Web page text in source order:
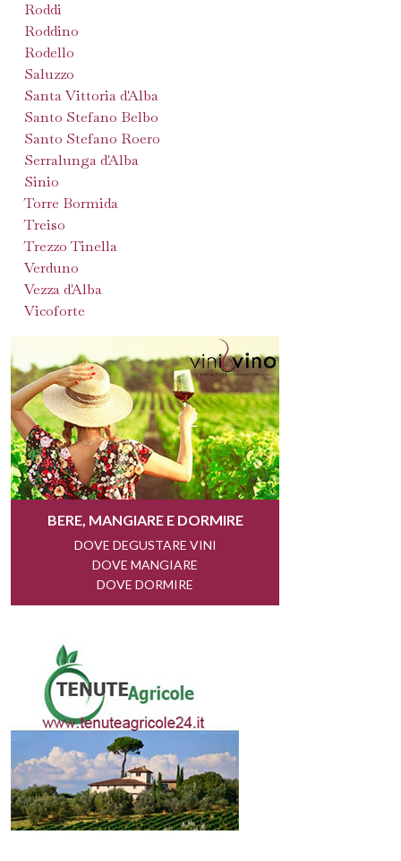
Roddi
Roddino
Rodello
Saluzzo
Santa Vittoria d'Alba
Santo Stefano Belbo
Santo Stefano Roero
Serralunga d'Alba
Sinio
Torre Bormida
Treiso
Trezzo Tinella
Verduno
Vezza d'Alba
Vicoforte